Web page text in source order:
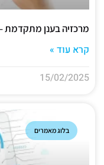
מרכזיה בענן מתקדמת –
קרא עוד »
15/02/2025
בלוג מאמרים